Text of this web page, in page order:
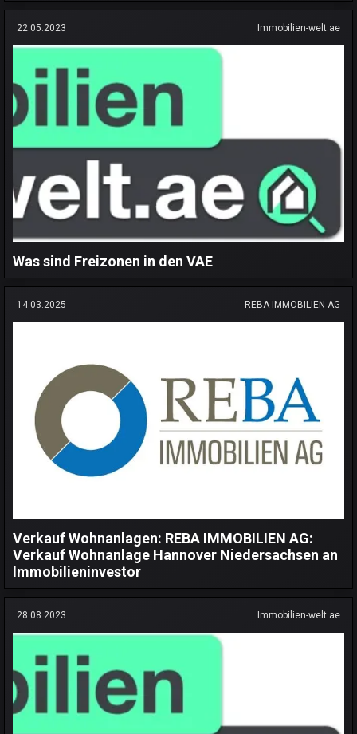
22.05.2023 Immobilien-welt.ae
Was sind Freizonen in den VAE
14.03.2025 REBA IMMOBILIEN AG
Verkauf Wohnanlagen: REBA IMMOBILIEN AG:
Verkauf Wohnanlage Hannover Niedersachsen an
Immobilieninvestor
28.08.2023 Immobilien-welt.ae